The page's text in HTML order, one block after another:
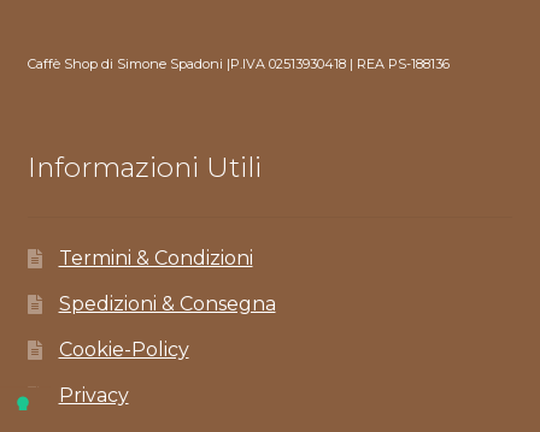
Caffè Shop di Simone Spadoni |P.IVA 02513930418 | REA PS-188136
Informazioni Utili
Termini & Condizioni
Spedizioni & Consegna
Cookie-Policy
Privacy